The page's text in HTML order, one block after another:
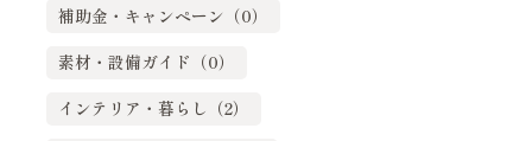
補助金・キャンペーン（0）
素材・設備ガイド（0）
インテリア・暮らし（2）